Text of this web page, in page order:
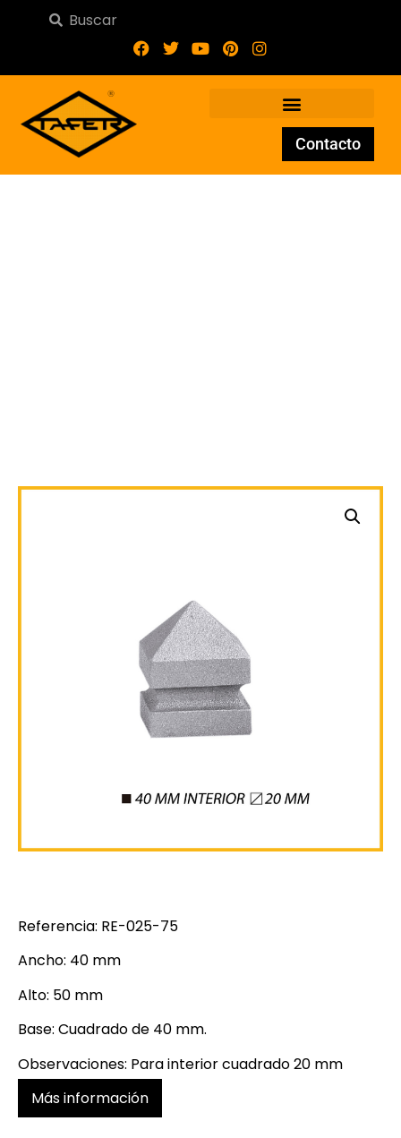
Contacto
Referencia: RE-025-75
Ancho: 40 mm
Alto: 50 mm
Base: Cuadrado de 40 mm.
Observaciones: Para interior cuadrado 20 mm
Más información